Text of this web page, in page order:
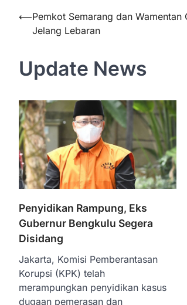
Navigasi
pos
⟵Pemkot Semarang dan Wamentan
Jelang Lebaran
Update News
Penyidikan Rampung, Eks
Gubernur Bengkulu Segera
Disidang
Jakarta, Komisi Pemberantasan
Korupsi (KPK) telah
merampungkan penyidikan kasus
dugaan pemerasan dan